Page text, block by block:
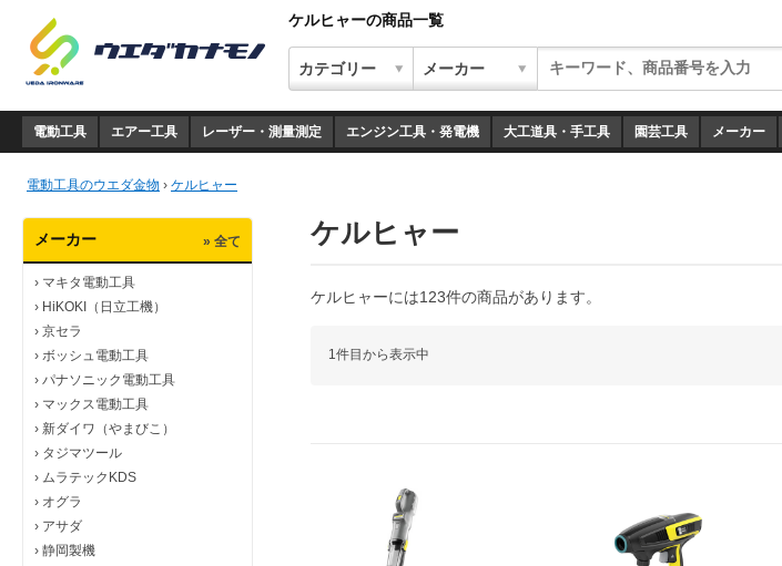
ケルヒャーの商品一覧
電動工具 エアー工具 レーザー・測量測定 エンジン工具・発電機 大工道具・手工具 園芸工具 メーカー
電動工具のウエダ金物 › ケルヒャー
メーカー » 全て
› マキタ電動工具
› HiKOKI（日立工機）
› 京セラ
› ボッシュ電動工具
› パナソニック電動工具
› マックス電動工具
› 新ダイワ（やまびこ）
› タジマツール
› ムラテックKDS
› オグラ
› アサダ
› 静岡製機
ケルヒャー
ケルヒャーには123件の商品があります。
1件目から表示中